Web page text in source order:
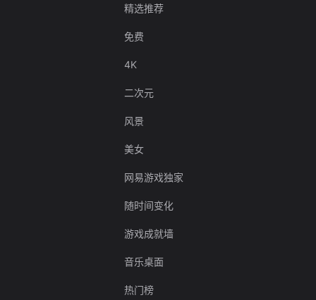
精选推荐
免费
4K
二次元
风景
美女
网易游戏独家
随时间变化
游戏成就墙
音乐桌面
热门榜